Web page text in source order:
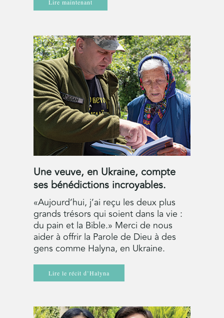
Lire maintenant
Une veuve, en Ukraine, compte
ses bénédictions incroyables.
«Aujourd’hui, j’ai reçu les deux plus
grands trésors qui soient dans la vie :
du pain et la Bible.» Merci de nous
aider à offrir la Parole de Dieu à des
gens comme Halyna, en Ukraine.
Lire le récit d’Halyna